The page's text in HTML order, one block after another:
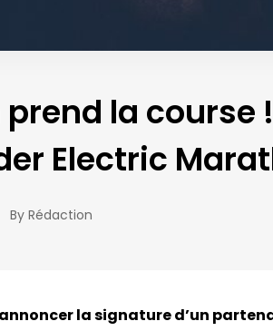
la course
Electric
By Rédaction
la signature d’un